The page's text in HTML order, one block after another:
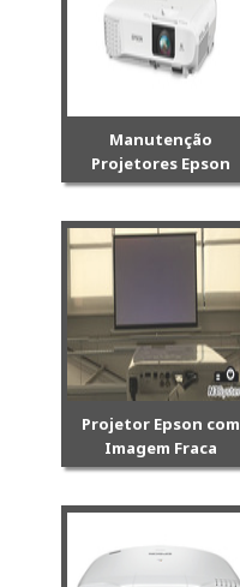
Manutenção
Projetores Epson
Projetor Epson com
Imagem Fraca